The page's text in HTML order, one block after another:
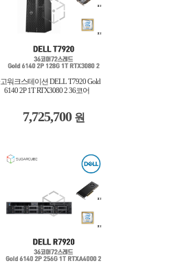
워크스테이션 DELL T7920 Gold
6140 2P 1T RTX3080 2 36코어
7,725,700 원